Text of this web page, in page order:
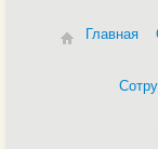
Главная